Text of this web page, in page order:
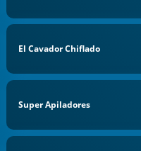
El Cavador Chiflado
Super Apiladores